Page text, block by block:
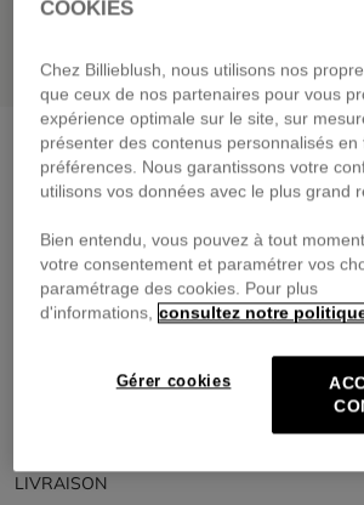
Cache-oreillesrosee
25,00 €
Payez en 4 fois sans frais avec
🔒Paiement sécurisé & retours faciles
DESCRIPTION
COMPOSITION
LIVRAISON
COOKIES
Chez Billieblush, nous utilisons nos
que ceux de nos partenaires pour vous
expérience optimale sur le site, sur
présenter des contenus personnalisés en
préférences. Nous garantissons votre
utilisons vos données avec le plus grand
Bien entendu, vous pouvez à tout
votre consentement et paramétrer vos
paramétrage des cookies. Pour plus
d'informations, consultez notre
Gérer cookies